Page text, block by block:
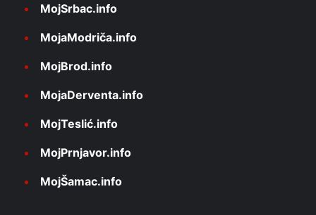
MojSrbac.info
MojaModriča.info
MojBrod.info
MojaDerventa.info
MojTeslić.info
MojPrnjavor.info
MojŠamac.info